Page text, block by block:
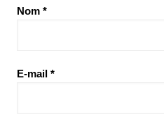
Nom *
E-mail *